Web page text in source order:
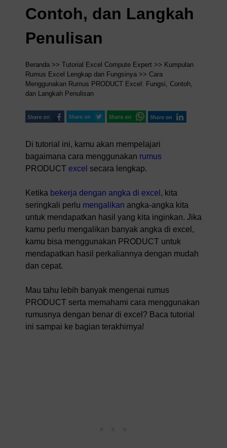
Contoh, dan Langkah
Penulisan
Beranda >> Tutorial Excel Compute Expert >> Kumpulan
Rumus Excel Lengkap dan Fungsinya >> Cara
Menggunakan Rumus PRODUCT Excel: Fungsi, Contoh,
dan Langkah Penulisan
Di tutorial ini, kamu akan mempelajari
bagaimana cara menggunakan rumus
PRODUCT excel secara lengkap.
Ketika bekerja dengan angka di excel , kita
seringkali perlu mengalikan angka-angka kita
untuk mendapatkan hasil yang kita inginkan. Jika
kamu perlu mengalikan banyak angka di excel,
kamu bisa menggunakan PRODUCT untuk
mendapatkan hasil perkaliannya dengan mudah
dan cepat.
Mau tahu lebih banyak mengenai rumus
PRODUCT serta memahami cara menggunakan
rumusnya dengan benar di excel? Baca tutorial
ini sampai ke bagian terakhirnya!